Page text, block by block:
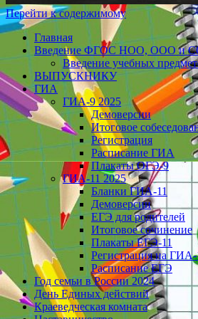
Перейти к содержимому
Главная
Введение ФГОС НОО, ООО и
Введение учебных
ВЫПУСКНИКУ
ГИА
ГИА-9 2025
Демоверсии
Итоговое
Регистрация
Расписание ГИА
Плакаты ОГЭ-9
ГИА-11 2025
Бланки ГИА-11
Демоверсии
ЕГЭ для родителей
Итоговое сочинение
Плакаты ЕГЭ-11
Регистрация на ГИА-
Расписание ЕГЭ
Год семьи в России 2024
День Единых действий
Краеведческая комната